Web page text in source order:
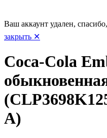
Ваш аккаунт удален,
закрыть ✕
Coca-Cola
A)